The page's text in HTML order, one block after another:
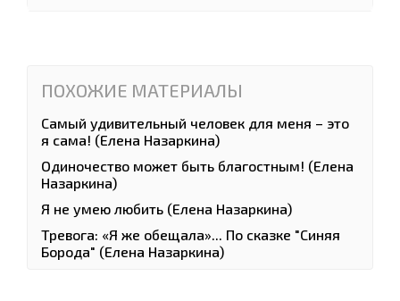
ПОХОЖИЕ МАТЕРИАЛЫ
Самый удивительный человек для меня – это
я сама! (Елена Назаркина)
Одиночество может быть благостным! (Елена
Назаркина)
Я не умею любить (Елена Назаркина)
Тревога: «Я же обещала»... По сказке "Синяя
Борода" (Елена Назаркина)